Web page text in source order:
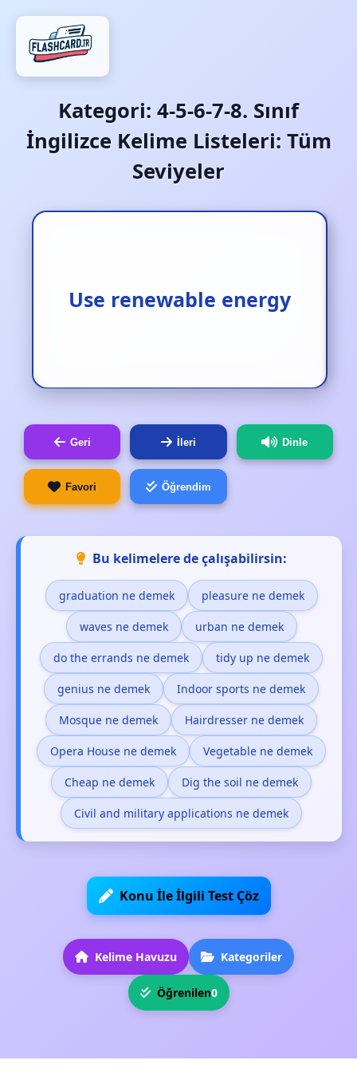
Kategori: 4-5-6-7-8. Sınıf
İngilizce Kelime Listeleri: Tüm
Seviyeler
Use renewable energy
kullanmak
Geri İleri Dinle
Favori Öğrendim
Bu kelimelere de çalışabilirsin:
graduation ne demek pleasure ne demek
waves ne demek urban ne demek
do the errands ne demek tidy up ne demek
genius ne demek Indoor sports ne demek
Mosque ne demek Hairdresser ne demek
Opera House ne demek Vegetable ne demek
Cheap ne demek Dig the soil ne demek
Civil and military applications ne demek
Konu İle İlgili Test Çöz
Kelime Havuzu Kategoriler
Öğrenilen0